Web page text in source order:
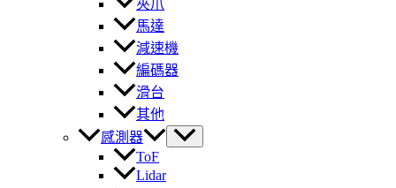
夾爪
馬達
減速機
編碼器
滑台
其他
感測器
ToF
Lidar